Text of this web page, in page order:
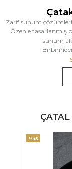
Zarif sunum
Özenle tasarlanmış
sunum
%30